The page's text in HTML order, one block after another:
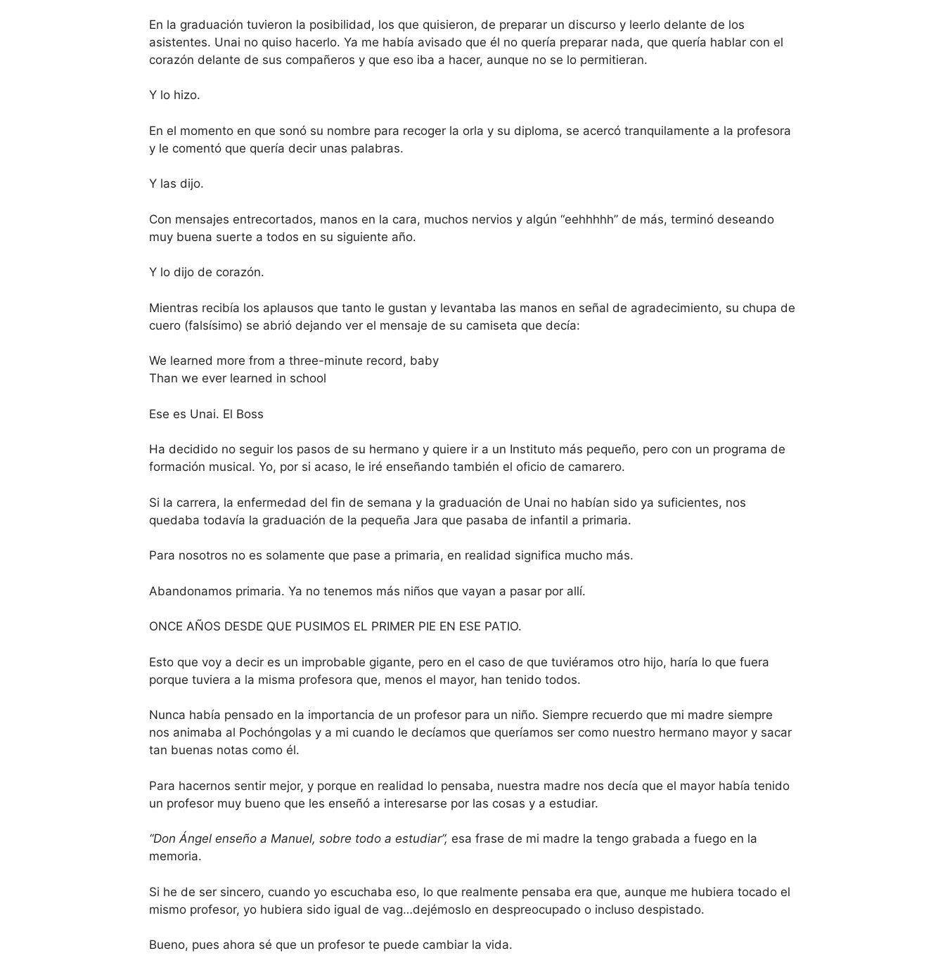
En la graduación tuvieron la posibilidad, los que quisieron, de preparar un discurso y leerlo delante de los
asistentes. Unai no quiso hacerlo. Ya me había avisado que él no quería preparar nada, que quería hablar con el
corazón delante de sus compañeros y que eso iba a hacer, aunque no se lo permitieran.
Y lo hizo.
En el momento en que sonó su nombre para recoger la orla y su diploma, se acercó tranquilamente a la profesora
y le comentó que quería decir unas palabras.
Y las dijo.
Con mensajes entrecortados, manos en la cara, muchos nervios y algún “eehhhhh” de más, terminó deseando
muy buena suerte a todos en su siguiente año.
Y lo dijo de corazón.
Mientras recibía los aplausos que tanto le gustan y levantaba las manos en señal de agradecimiento, su chupa de
cuero (falsísimo) se abrió dejando ver el mensaje de su camiseta que decía:
We learned more from a three-minute record, baby
Than we ever learned in school
Ese es Unai. El Boss
Ha decidido no seguir los pasos de su hermano y quiere ir a un Instituto más pequeño, pero con un programa de
formación musical. Yo, por si acaso, le iré enseñando también el oficio de camarero.
Si la carrera, la enfermedad del fin de semana y la graduación de Unai no habían sido ya suficientes, nos
quedaba todavía la graduación de la pequeña Jara que pasaba de infantil a primaria.
Para nosotros no es solamente que pase a primaria, en realidad significa mucho más.
Abandonamos primaria. Ya no tenemos más niños que vayan a pasar por allí.
ONCE AÑOS DESDE QUE PUSIMOS EL PRIMER PIE EN ESE PATIO.
Esto que voy a decir es un improbable gigante, pero en el caso de que tuviéramos otro hijo, haría lo que fuera
porque tuviera a la misma profesora que, menos el mayor, han tenido todos.
Nunca había pensado en la importancia de un profesor para un niño. Siempre recuerdo que mi madre siempre
nos animaba al Pochóngolas y a mi cuando le decíamos que queríamos ser como nuestro hermano mayor y sacar
tan buenas notas como él.
Para hacernos sentir mejor, y porque en realidad lo pensaba, nuestra madre nos decía que el mayor había tenido
un profesor muy bueno que les enseñó a interesarse por las cosas y a estudiar.
“Don Ángel enseño a Manuel, sobre todo a estudiar”, esa frase de mi madre la tengo grabada a fuego en la
memoria.
Si he de ser sincero, cuando yo escuchaba eso, lo que realmente pensaba era que, aunque me hubiera tocado el
mismo profesor, yo hubiera sido igual de vag…dejémoslo en despreocupado o incluso despistado.
Bueno, pues ahora sé que un profesor te puede cambiar la vida.